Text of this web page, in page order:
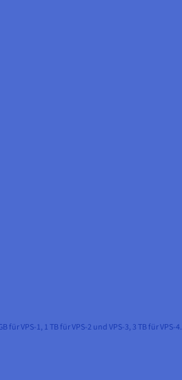
VPS-1, 1 TB für VPS-2 und VPS-3, 3 TB für VPS-4.